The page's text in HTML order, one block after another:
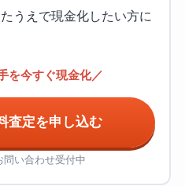
うえで現金化したい方に
を今すぐ現金化／
査定を申し込む
問い合わせ受付中